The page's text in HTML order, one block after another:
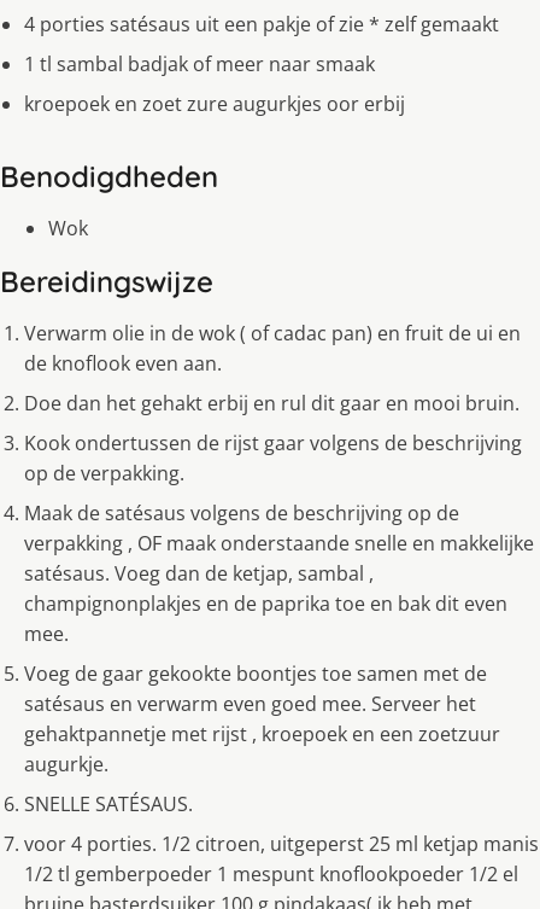
4 porties satésaus uit een pakje of zie * zelf gemaakt
1 tl sambal badjak of meer naar smaak
kroepoek en zoet zure augurkjes oor erbij
Benodigdheden
Wok
Bereidingswijze
Verwarm olie in de wok ( of cadac pan) en fruit de ui en
de knoflook even aan.
Doe dan het gehakt erbĳ en rul dit gaar en mooi bruin.
Kook ondertussen de rĳst gaar volgens de beschrĳving
op de verpakking.
Maak de satésaus volgens de beschrĳving op de
verpakking , OF maak onderstaande snelle en makkelĳke
satésaus. Voeg dan de ketjap, sambal ,
champignonplakjes en de paprika toe en bak dit even
mee.
Voeg de gaar gekookte boontjes toe samen met de
satésaus en verwarm even goed mee. Serveer het
gehaktpannetje met rĳst , kroepoek en een zoetzuur
augurkje.
SNELLE SATÉSAUS.
voor 4 porties. 1/2 citroen, uitgeperst 25 ml ketjap manis
1/2 tl gemberpoeder 1 mespunt knoflookpoeder 1/2 el